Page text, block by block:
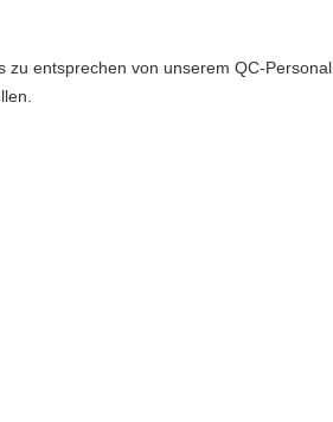
entsprechen von unserem QC-Personal.